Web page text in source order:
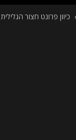
כיוון פרונט חצור הגלילית